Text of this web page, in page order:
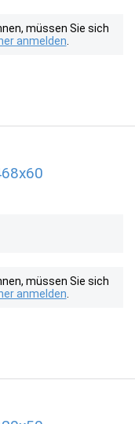
müssen Sie sich
anmelden
müssen Sie sich
anmelden